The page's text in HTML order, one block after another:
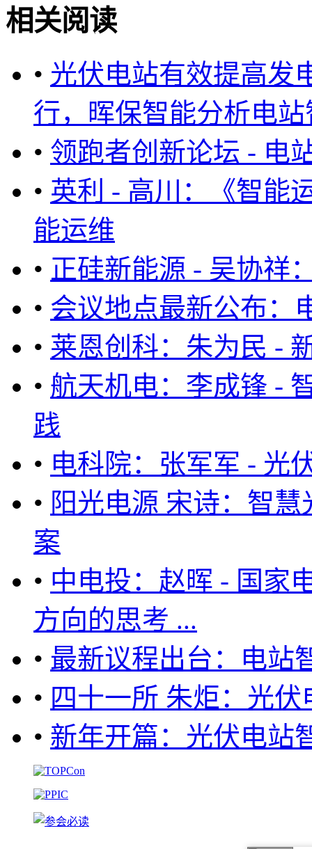
相关阅读
• 光伏电站有效提高发
行，晖保智能分析电站
• 领跑者创新论坛 - 电
• 英利 - 高川：《智能
能运维
• 正硅新能源 - 吴协祥
• 会议地点最新公布：
• 莱恩创科：朱为民 -
• 航天机电：李成锋 -
践
• 电科院：张军军 - 光
• 阳光电源 宋诗：智
案
• 中电投：赵晖 - 国家
方向的思考 ...
• 最新议程出台：电站
• 四十一所 朱炬：光
• 新年开篇：光伏电站